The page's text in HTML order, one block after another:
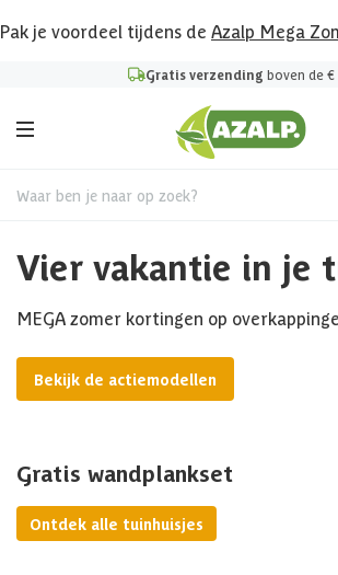
Pak je voordeel tijdens de Azalp Mega
Gratis verzending boven de €
Waar ben je naar op zoek?
Vier vakantie in je
MEGA zomer kortingen op
Bekijk de actiemodellen
Gratis wandplankset
Ontdek alle tuinhuisjes